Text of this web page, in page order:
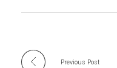
Previous Post